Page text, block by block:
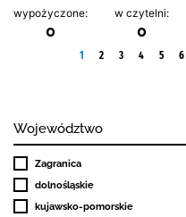
wypożyczone:
0
w czytelni:
0
1 2 3 4 5 6
Województwo
Zagranica
dolnośląskie
kujawsko-pomorskie